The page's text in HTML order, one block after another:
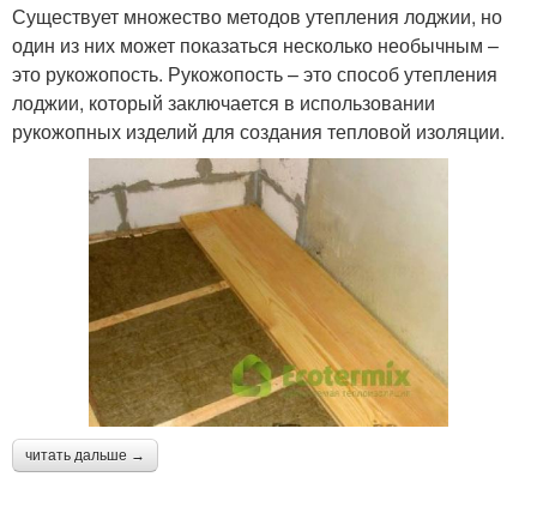
Существует множество методов утепления лоджии, но
один из них может показаться несколько необычным –
это рукожопость. Рукожопость – это способ утепления
лоджии, который заключается в использовании
рукожопных изделий для создания тепловой изоляции.
читать дальше →